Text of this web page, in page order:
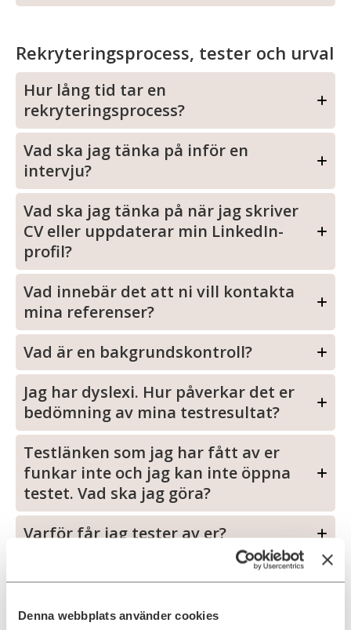
Denna webbplats använder cookies
Rekryteringsprocess, tester och urval
Hur lång tid tar en
rekryteringsprocess?
Vad ska jag tänka på inför en
intervju?
Vad ska jag tänka på när jag skriver
CV eller uppdaterar min LinkedIn-
profil?
Vad innebär det att ni vill kontakta
mina referenser?
Vad är en bakgrundskontroll?
Jag har dyslexi. Hur påverkar det er
bedömning av mina testresultat?
Testlänken som jag har fått av er
funkar inte och jag kan inte öppna
testet. Vad ska jag göra?
Varför får jag tester av er?
Jag blev störd när jag gjorde testerna,